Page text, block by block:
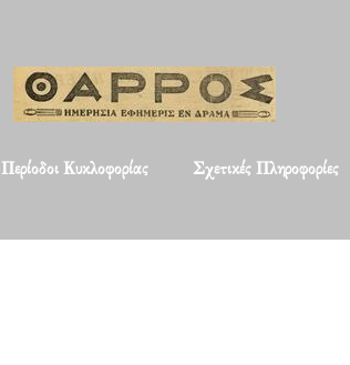
Περίοδοι Κυκλοφορίας Σχετικές Πληροφορίες